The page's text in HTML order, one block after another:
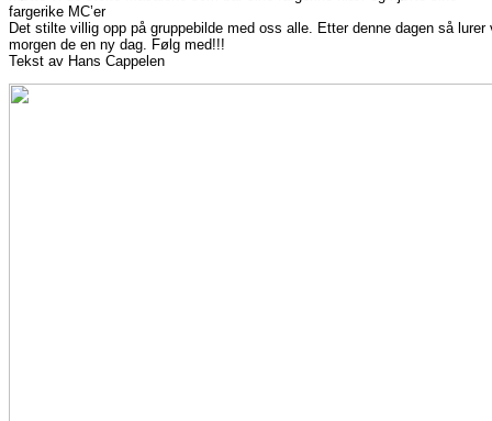
fargerike MC’er
Det stilte villig opp på gruppebilde med oss alle. Etter denne dagen så
morgen de en ny dag. Følg med!!!
Tekst av Hans Cappelen